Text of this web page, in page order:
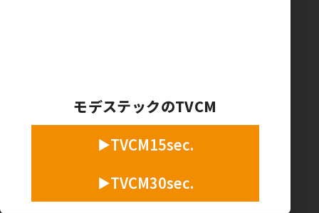
モデステックのTVCM
TVCM15sec.
TVCM30sec.